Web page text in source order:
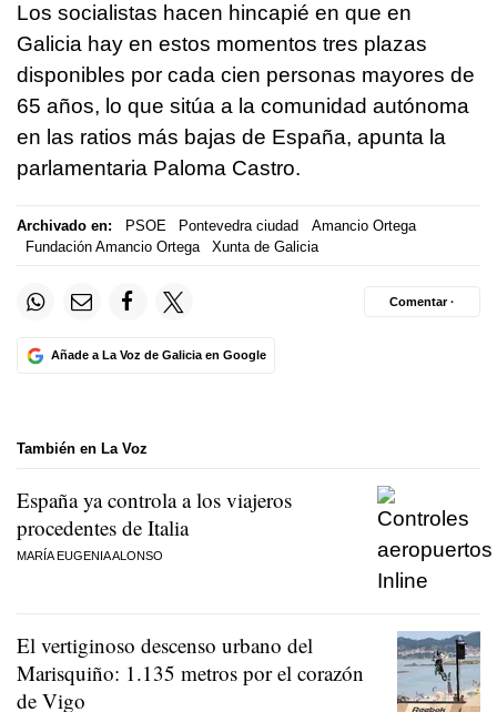
Los socialistas hacen hincapié en que en
Galicia hay en estos momentos tres plazas
disponibles por cada cien personas mayores de
65 años, lo que sitúa a la comunidad autónoma
en las ratios más bajas de España, apunta la
parlamentaria Paloma Castro.
Archivado en: PSOE Pontevedra ciudad
Amancio Ortega
Fundación Amancio Ortega
Xunta de Galicia
Añade a La Voz de Galicia en Google
Comentar ·
También en La Voz
España ya controla a los viajeros
procedentes de Italia
MARÍA EUGENIA ALONSO
El vertiginoso descenso urbano del
Marisquiño: 1.135 metros por el corazón
de Vigo